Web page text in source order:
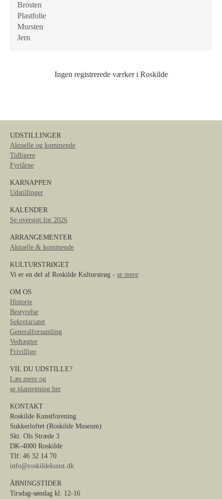
Brosten
Plastfolie
Mursten
Jern
Ingen registrerede værker i Roskilde
UDSTILLINGER
Aktuelle og kommende
Tidligere
Fyrtårne
KARNAPPEN
Udstillinger
KALENDER
Se oversigt for 2026
ARRANGEMENTER
Aktuelle & kommende
KULTURSTRØGET
Vi er en del af Roskilde Kulturstrøg - se mere
OM OS
Historie
Bestyrelse
Sekretariatet
Generalforsamling
Vedtægter
Frivillige
VIL DU UDSTILLE?
Læs mere og
se plantegning her
KONTAKT
Roskilde Kunstforening
Sukkerloftet (Roskilde Museum)
Skt. Ols Stræde 3
DK-4000 Roskilde
Tlf: 46 32 14 70
info@roskildekunst.dk
ÅBNINGSTIDER
Tirsdag-søndag kl. 12-16